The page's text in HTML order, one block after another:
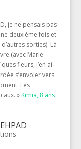
je ne pensais pas
deuxième fois et
sorties). Là-
(avec Marie-
fleurs, j’en ai
s’envoler vers
Les
»Kimia, 8 ans